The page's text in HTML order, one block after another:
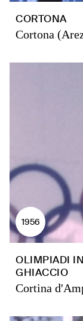
CORTONA
Cortona
1956
OLIMPIADI
GHIACCIO
Cortina